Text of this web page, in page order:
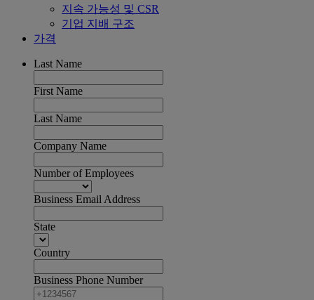
지속 가능성 및 CSR
기업 지배 구조
가격
Last Name
First Name
Last Name
Company Name
Number of Employees
Business Email Address
State
Country
Business Phone Number